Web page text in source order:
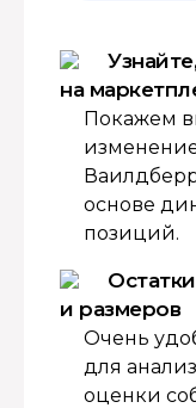
на
Покажем
основе
позиций.
и размеров
Очень
для
оценки